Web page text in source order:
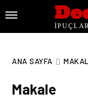
ANA SAYFA
Makale